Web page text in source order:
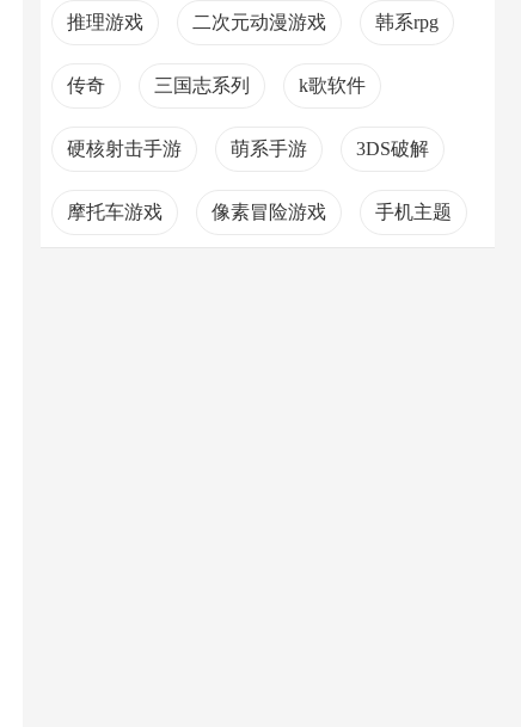
推理游戏 二次元动漫游戏 韩系rpg
传奇 三国志系列 k歌软件
硬核射击手游 萌系手游 3DS破解
摩托车游戏 像素冒险游戏 手机主题